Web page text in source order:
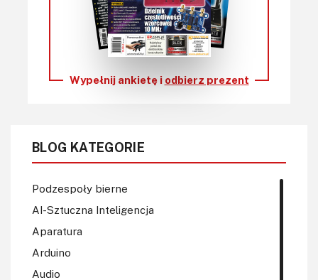
Wypełnij ankietę i odbierz prezent
BLOG KATEGORIE
Podzespoły bierne
AI-Sztuczna Inteligencja
Aparatura
Arduino
Audio